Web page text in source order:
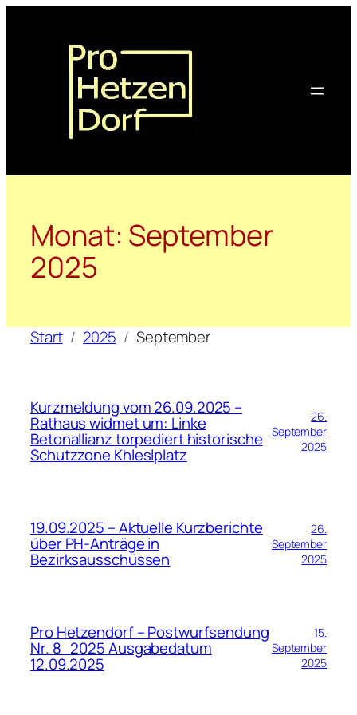
Monat: September
2025
Start 2025 September
Kurzmeldung vom 26.09.2025 –
Rathaus widmet um: Linke
Betonallianz torpediert historische
Schutzzone Khleslplatz
26.
September
2025
19.09.2025 – Aktuelle Kurzberichte
über PH-Anträge in
Bezirksausschüssen
26.
September
2025
Pro Hetzendorf – Postwurfsendung
Nr. 8_2025 Ausgabedatum
12.09.2025
15.
September
2025